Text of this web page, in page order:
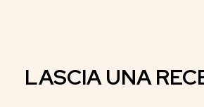
LASCIA UNA